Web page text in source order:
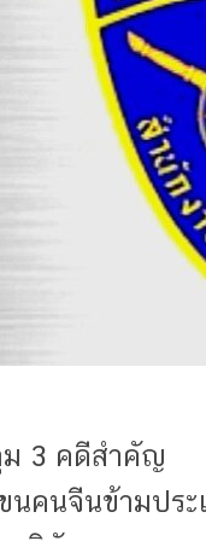
3 คดีสำคัญ
นคนจีนข้ามประ